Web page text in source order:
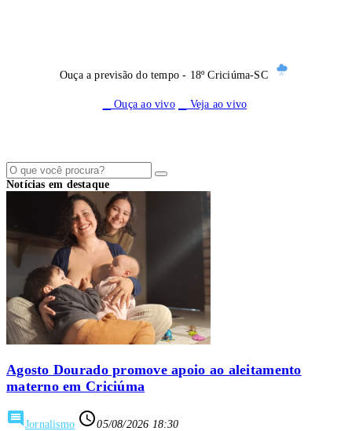
Ouça a previsão do tempo - 18º Criciúma-SC
Ouça ao vivo Veja ao vivo
Notícias em destaque
Agosto Dourado promove apoio ao aleitamento
materno em Criciúma
comment Jornalismo access_time05/08/2026 18:30